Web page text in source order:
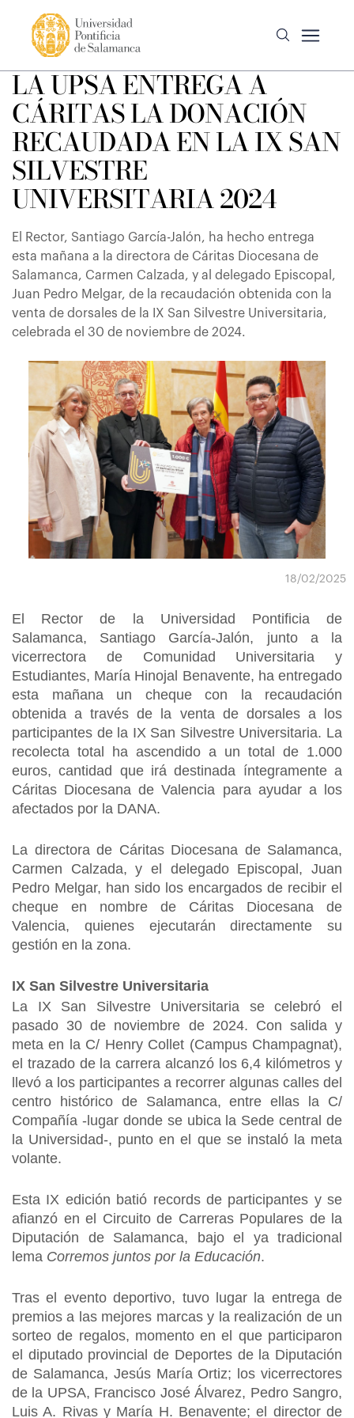
LA UPSA ENTREGA A
CÁRITAS LA DONACIÓN
RECAUDADA EN LA IX SAN
SILVESTRE
UNIVERSITARIA 2024
El Rector, Santiago García-Jalón, ha hecho entrega
esta mañana a la directora de Cáritas Diocesana de
Salamanca, Carmen Calzada, y al delegado Episcopal,
Juan Pedro Melgar, de la recaudación obtenida con la
venta de dorsales de la IX San Silvestre Universitaria,
celebrada el 30 de noviembre de 2024.
18/02/2025
El Rector de la Universidad Pontificia de
Salamanca, Santiago García-Jalón, junto a la
vicerrectora de Comunidad Universitaria y
Estudiantes, María Hinojal Benavente, ha entregado
esta mañana un cheque con la recaudación
obtenida a través de la venta de dorsales a los
participantes de la IX San Silvestre Universitaria. La
recolecta total ha ascendido a un total de 1.000
euros, cantidad que irá destinada íntegramente a
Cáritas Diocesana de Valencia para ayudar a los
afectados por la DANA.
La directora de Cáritas Diocesana de Salamanca,
Carmen Calzada, y el delegado Episcopal, Juan
Pedro Melgar, han sido los encargados de recibir el
cheque en nombre de Cáritas Diocesana de
Valencia, quienes ejecutarán directamente su
gestión en la zona.
IX San Silvestre Universitaria
La IX San Silvestre Universitaria se celebró el
pasado 30 de noviembre de 2024. Con salida y
meta en la C/ Henry Collet (Campus Champagnat),
el trazado de la carrera alcanzó los 6,4 kilómetros y
llevó a los participantes a recorrer algunas calles del
centro histórico de Salamanca, entre ellas la C/
Compañía -lugar donde se ubica la Sede central de
la Universidad-, punto en el que se instaló la meta
volante.
Esta IX edición batió records de participantes y se
afianzó en el Circuito de Carreras Populares de la
Diputación de Salamanca, bajo el ya tradicional
lema Corremos juntos por la Educación.
Tras el evento deportivo, tuvo lugar la entrega de
premios a las mejores marcas y la realización de un
sorteo de regalos, momento en el que participaron
el diputado provincial de Deportes de la Diputación
de Salamanca, Jesús María Ortiz; los vicerrectores
de la UPSA, Francisco José Álvarez, Pedro Sangro,
Luis A. Rivas y María H. Benavente; el director de